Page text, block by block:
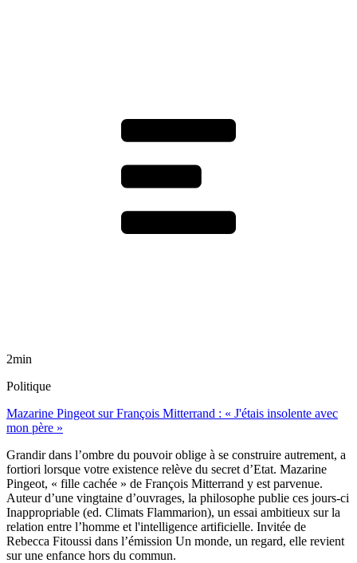
2min
Politique
Mazarine Pingeot sur François Mitterrand : « J'étais insolente avec
mon père »
Grandir dans l’ombre du pouvoir oblige à se construire autrement, a
fortiori lorsque votre existence relève du secret d’Etat. Mazarine
Pingeot, « fille cachée » de François Mitterrand y est parvenue.
Auteur d’une vingtaine d’ouvrages, la philosophe publie ces jours-ci
Inappropriable (ed. Climats Flammarion), un essai ambitieux sur la
relation entre l’homme et l'intelligence artificielle. Invitée de
Rebecca Fitoussi dans l’émission Un monde, un regard, elle revient
sur une enfance hors du commun.